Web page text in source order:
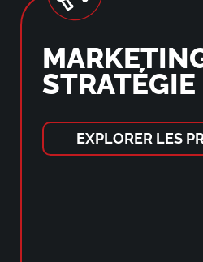
STRATÉGIE
EXPLORER LES